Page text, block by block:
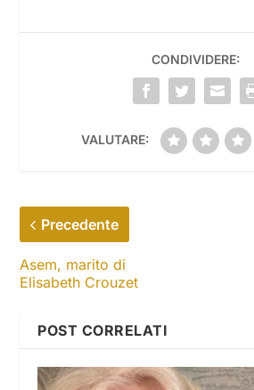
CONDIVIDERE:
VALUTARE:
Precedente
Asem, marito di
Elisabeth Crouzet
POST CORRELATI